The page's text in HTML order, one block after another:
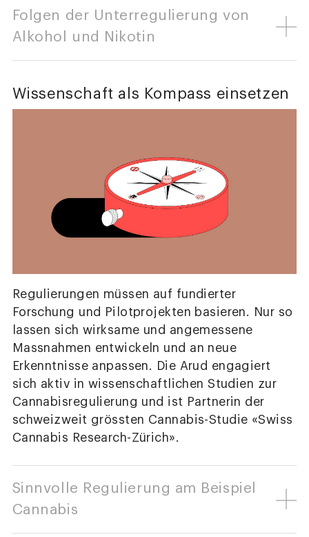
Folgen der Unterregulierung von
Alkohol und Nikotin
Wissenschaft als Kompass einsetzen
Regulierungen müssen auf fundierter
Forschung und Pilotprojekten basieren. Nur so
lassen sich wirksame und angemessene
Massnahmen entwickeln und an neue
Erkenntnisse anpassen. Die Arud engagiert
sich aktiv in wissenschaftlichen Studien zur
Cannabisregulierung und ist Partnerin der
schweizweit grössten Cannabis-Studie «Swiss
Cannabis Research-Zürich».
Sinnvolle Regulierung am Beispiel
Cannabis